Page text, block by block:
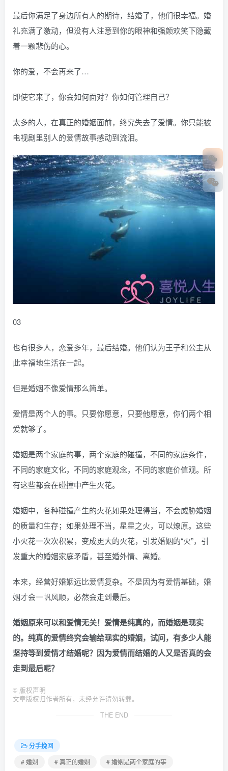
最后你满足了身边所有人的期待，结婚了，他们很幸福。婚
礼充满了激动，但没有人注意到你的眼神和强颜欢笑下隐藏
着一颗悲伤的心。
你的爱，不会再来了…
即使它来了，你会如何面对？你如何管理自己？
太多的人，在真正的婚姻面前，终究失去了爱情。你只能被
电视剧里别人的爱情故事感动到流泪。
03
也有很多人，恋爱多年，最后结婚。他们认为王子和公主从
此幸福地生活在一起。
但是婚姻不像爱情那么简单。
爱情是两个人的事。只要你愿意，只要他愿意，你们两个相
爱就够了。
婚姻是两个家庭的事，两个家庭的碰撞，不同的家庭条件，
不同的家庭文化，不同的家庭观念，不同的家庭价值观。所
有这些都会在碰撞中产生火花。
婚姻中，各种碰撞产生的火花如果处理得当，不会威胁婚姻
的质量和生存；如果处理不当，星星之火，可以燎原。这些
小火花一次次积累，变成更大的火花，引发婚姻的“火”，引
发重大的婚姻家庭矛盾，甚至婚外情、离婚。
本来，经营好婚姻远比爱情复杂。不是因为有爱情基础，婚
姻才会一帆风顺，必然会走到最后。
婚姻原来可以和爱情无关！爱情是纯真的，而婚姻是现实
的。纯真的爱情终究会输给现实的婚姻，试问，有多少人能
坚持等到爱情才结婚呢？因为爱情而结婚的人又是否真的会
走到最后呢？
© 版权声明
文章版权归作者所有，未经允许请勿转载。
THE END
分手挽回
# 婚姻
# 真正的婚姻 # 婚姻是两个家庭的事